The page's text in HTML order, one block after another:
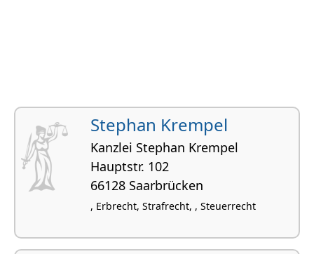
Stephan Krempel
Kanzlei Stephan Krempel
Hauptstr. 102
66128 Saarbrücken
, Erbrecht, Strafrecht, , Steuerrecht